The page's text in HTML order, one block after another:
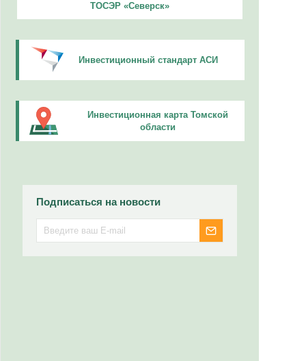
ТОСЭР «Северск»
Инвестиционный стандарт АСИ
Инвестиционная карта Томской
области
Подписаться на новости